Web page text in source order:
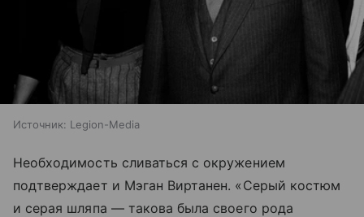
Источник: Legion-Media
Необходимость сливаться с окружением
подтверждает и Мэган Виртанен. «Серый костюм
и серая шляпа — такова была своего рода